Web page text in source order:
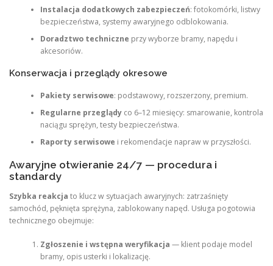
Instalacja dodatkowych zabezpieczeń: fotokomórki, listwy
bezpieczeństwa, systemy awaryjnego odblokowania.
Doradztwo techniczne przy wyborze bramy, napędu i
akcesoriów.
Konserwacja i przeglądy okresowe
Pakiety serwisowe: podstawowy, rozszerzony, premium.
Regularne przeglądyco 6–12 miesięcy: smarowanie, kontrola
naciągu sprężyn, testy bezpieczeństwa.
Raporty serwisowe i rekomendacje napraw w przyszłości.
Awaryjne otwieranie 24/7 — procedura i
standardy
Szybka reakcja to klucz w sytuacjach awaryjnych: zatrzaśnięty
samochód, pęknięta sprężyna, zablokowany napęd. Usługa pogotowia
technicznego obejmuje:
Zgłoszenie i wstępna weryfikacja — klient podaje model
bramy, opis usterki i lokalizację.